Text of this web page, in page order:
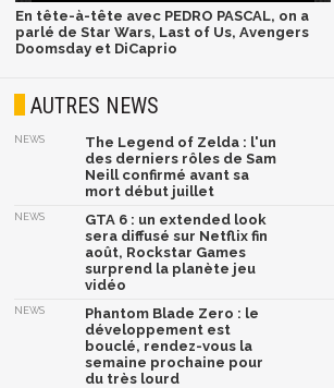
En tête-à-tête avec PEDRO PASCAL, on a
parlé de Star Wars, Last of Us, Avengers
Doomsday et DiCaprio
AUTRES NEWS
NEWS
The Legend of Zelda : l'un
des derniers rôles de Sam
Neill confirmé avant sa
mort début juillet
NEWS
GTA 6 : un extended look
sera diffusé sur Netflix fin
août, Rockstar Games
surprend la planète jeu
vidéo
NEWS
Phantom Blade Zero : le
développement est
bouclé, rendez-vous la
semaine prochaine pour
du très lourd